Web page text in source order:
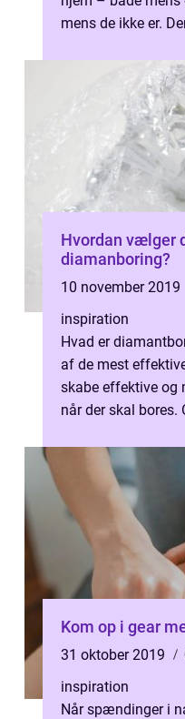
mens de ikke er.
Hvordan vælger
diamanboring?
10 november 2019
inspiration
Hvad er
af de mest
skabe effektive og
når der skal bores.
Kom op i gear
31 oktober 2019
inspiration
Når spændinger i